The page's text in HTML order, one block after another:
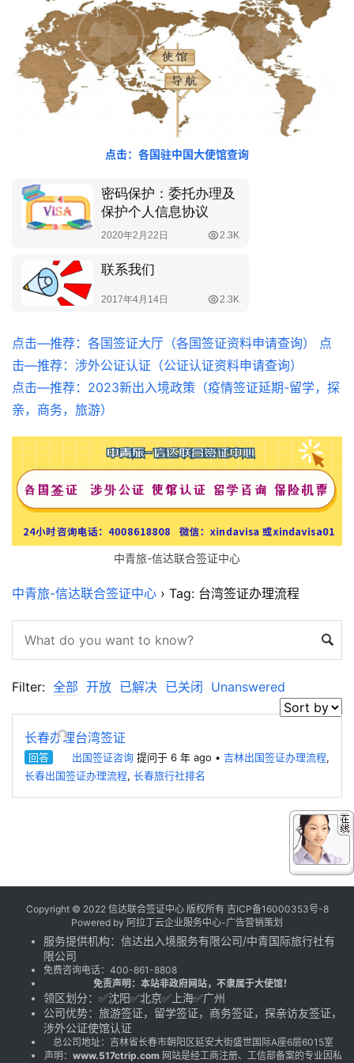
点击：各国驻中国大使馆查询
点击—推荐：各国签证大厅（各国签证资料申请查询）
点
击—推荐：涉外公证认证（公证认证资料申请查询）
点击—推荐：2023新出入境政策（疫情签证延期-留学，探
亲，商务，旅游）
中青旅-信达联合签证中心
中青旅-信达联合签证中心 › Tag: 台湾签证办理流程
Filter: 全部 开放 已解决 已关闭 Unanswered
长春办理台湾签证
回答 出国签证咨询 提问于 6 年 ago • 吉林出国签证办理流程,
长春出国签证办理流程, 长春旅行社排名
Copyright © 2022 信达联合签证中心 版权所有 吉ICP备16000353号-8
Powered by 阿拉丁云企业服务中心-广告营销策划
服务提供机构： 信达出入境服务有限公司/中青国际旅行社有
限公司
免费咨询电话： 400-861-8808
免责声明：本站非政府网站，不隶属于大使馆！
领区划分：✅沈阳✅北京✅上海✅广州
公司优势：旅游签证，留学签证，商务签证，探亲访友签证，
涉外公证使馆认证
总公司地址：吉林省长春市朝阳区延安大街盛世国际A座6层6015室
声明： www.517ctrip.com网站是经工商注册、工信部备案的专业因私